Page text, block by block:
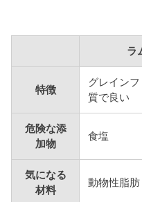
ラ
特徴
グレイン
質で良い
危険な添
加物
食塩
気になる
材料
動物性脂肪